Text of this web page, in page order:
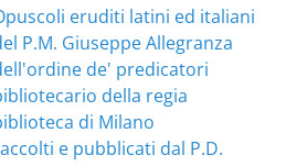
eruditi latini ed italiani
P.M. Giuseppe Allegranza
de' predicatori
della regia
di Milano
e pubblicati dal P.D.